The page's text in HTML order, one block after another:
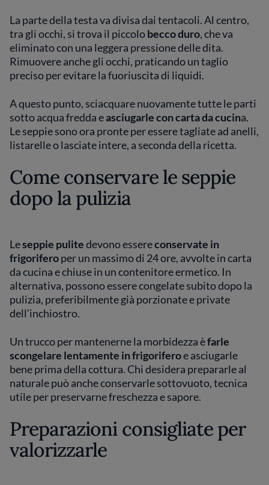
La parte della testa va divisa dai tentacoli. Al centro,
tra gli occhi, si trova il piccolobeccoduro, che va
eliminato con una leggera pressione delle dita.
Rimuovere anche gli occhi, praticando un taglio
preciso per evitare la fuoriuscita di liquidi.
A questo punto, sciacquare nuovamente tutte le parti
sotto acqua fredda easciugarle con carta da cucina.
Le seppie sono ora pronte per essere tagliate ad anelli,
listarelle o lasciate intere, a seconda della ricetta.
Come conservare le seppie
dopo la pulizia
Leseppie pulitedevono essereconservate in
frigoriferoper un massimo di 24 ore, avvolte in carta
da cucina e chiuse in un contenitore ermetico. In
alternativa, possono essere congelate subito dopo la
pulizia, preferibilmente già porzionate e private
dell’inchiostro.
Un trucco per mantenerne la morbidezza èfarle
scongelare lentamente in frigoriferoe asciugarle
bene prima della cottura. Chi desidera prepararle al
naturale può anche conservarle sottovuoto, tecnica
utile per preservarne freschezza e sapore.
Preparazioni consigliate per
valorizzarle